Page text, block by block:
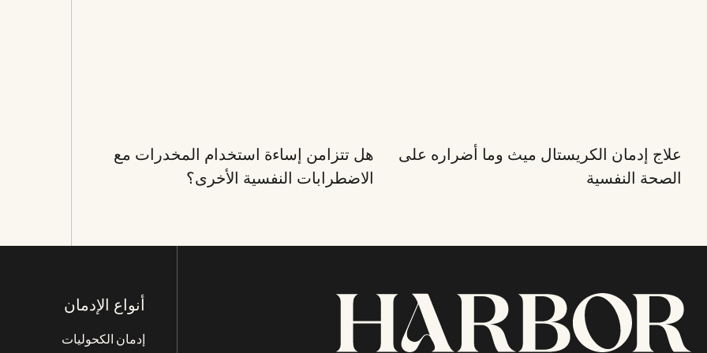
علاج إدمان الكريستال ميث وما أضراره على
الصحة النفسية
هل تتزامن إساءة استخدام المخدرات مع
الاضطرابات النفسية الأخرى؟
أنواع الإدمان
إدمان الكحوليات